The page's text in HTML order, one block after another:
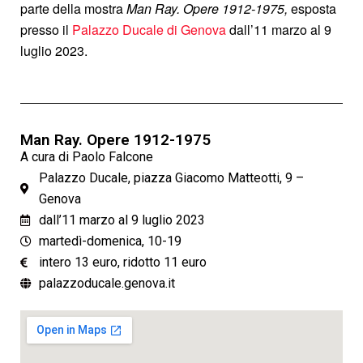
parte della mostraMan Ray. Opere 1912-1975, esposta
presso il Palazzo Ducale di Genovadall’11 marzo al 9
luglio 2023.
Man Ray. Opere 1912-1975
A cura di Paolo Falcone
Palazzo Ducale, piazza Giacomo Matteotti, 9 –
Genova
dall’11 marzo al 9 luglio 2023
martedì-domenica, 10-19
intero 13 euro, ridotto 11 euro
palazzoducale.genova.it